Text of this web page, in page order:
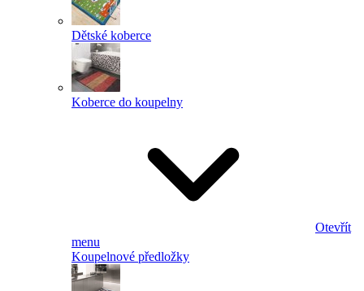
Dětské koberce
Koberce do koupelny
Otevřít
menu
Koupelnové předložky